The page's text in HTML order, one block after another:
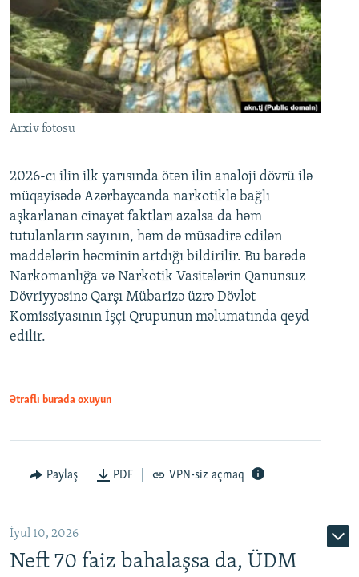
Arxiv fotosu
2026-cı ilin ilk yarısında ötən ilin analoji dövrü ilə
müqayisədə Azərbaycanda narkotiklə bağlı
aşkarlanan cinayət faktları azalsa da həm
tutulanların sayının, həm də müsadirə edilən
maddələrin həcminin artdığı bildirilir. Bu barədə
Narkomanlığa və Narkotik Vasitələrin Qanunsuz
Dövriyyəsinə Qarşı Mübarizə üzrə Dövlət
Komissiyasının İşçi Qrupunun məlumatında qeyd
edilir.
Ətraflı burada oxuyun
Paylaş PDF VPN-siz açmaq
İyul 10, 2026
Neft 70 faiz bahalaşsa da, ÜDM